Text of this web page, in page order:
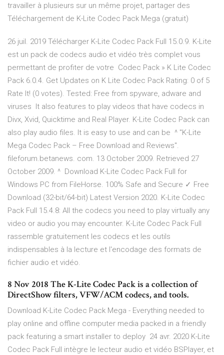
travailler à plusieurs sur un même projet, partager des
Téléchargement de K-Lite Codec Pack Mega (gratuit)
26 juil. 2019 Télécharger K-Lite Codec Pack Full 15.0.9. K-Lite
est un pack de codecs audio et vidéo très complet vous
permettant de profiter de votre Codec Pack » K Lite Codec
Pack 6.0.4. Get Updates on K Lite Codec Pack Rating: 0 of 5
Rate It! (0 votes). Tested: Free from spyware, adware and
viruses It also features to play videos that have codecs in
Divx, Xvid, Quicktime and Real Player. K-Lite Codec Pack can
also play audio files. It is easy to use and can be ^ "K-Lite
Mega Codec Pack – Free Download and Reviews".
fileforum.betanews. com. 13 October 2009. Retrieved 27
October 2009. ^ Download K-Lite Codec Pack Full for
Windows PC from FileHorse. 100% Safe and Secure ✓ Free
Download (32-bit/64-bit) Latest Version 2020. K-Lite Codec
Pack Full 15.4.8: All the codecs you need to play virtually any
video or audio you may encounter. K-Lite Codec Pack Full
rassemble gratuitement les codecs et les outils
indispensables à la lecture et l'encodage des formats de
fichier audio et vidéo.
8 Nov 2018 The K-Lite Codec Pack is a collection of
DirectShow filters, VFW/ACM codecs, and tools.
Download K-Lite Codec Pack Mega - Everything needed to
play online and offline computer media packed in a friendly
pack featuring a smart installer to deploy 24 avr. 2020 K-Lite
Codec Pack Full intègre le lecteur audio et vidéo BSPlayer, et